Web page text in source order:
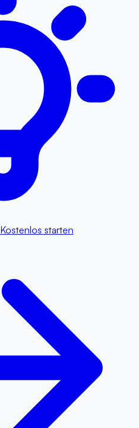
Kostenlos starten